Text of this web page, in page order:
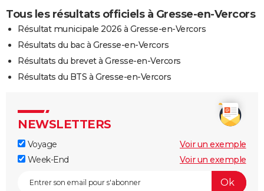
Tous les résultats officiels à Gresse-en-Vercors
Résultat municipale 2026 à Gresse-en-Vercors
Résultats du bac à Gresse-en-Vercors
Résultats du brevet à Gresse-en-Vercors
Résultats du BTS à Gresse-en-Vercors
NEWSLETTERS
Voyage
Voir un exemple
Week-End
Voir un exemple